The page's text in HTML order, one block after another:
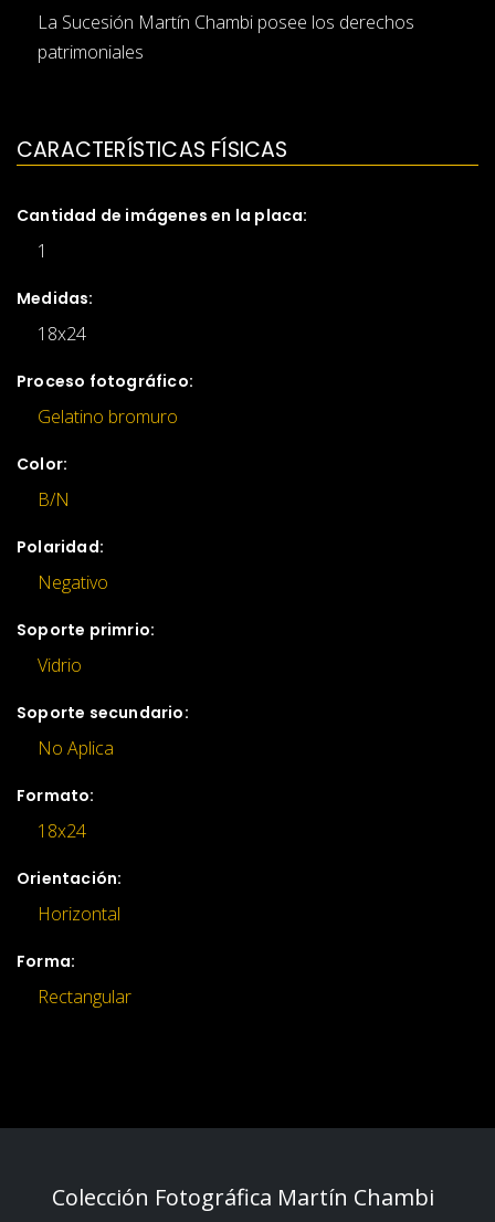
La Sucesión Martín Chambi posee los derechos
patrimoniales
CARACTERÍSTICAS FÍSICAS
Cantidad de imágenes en la placa:
1
Medidas:
18x24
Proceso fotográfico:
Gelatino bromuro
Color:
B/N
Polaridad:
Negativo
Soporte primrio:
Vidrio
Soporte secundario:
No Aplica
Formato:
18x24
Orientación:
Horizontal
Forma:
Rectangular
Colección Fotográfica Martín Chambi